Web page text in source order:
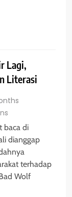
Lagi,
Literasi
baca di
dianggap
terhadap
Wolf